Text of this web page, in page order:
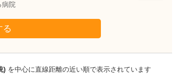
病院
る
) を中心に直線距離の近い順で表示されています
冨永内科
冨永 裕一院長取材記事